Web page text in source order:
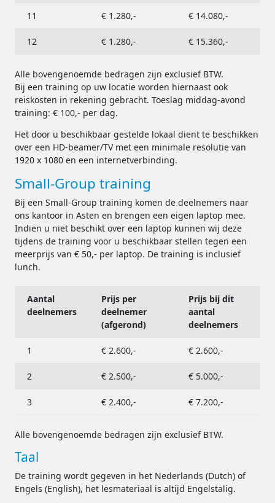
11 € 1.280,- € 14.080,-
12 € 1.280,- € 15.360,-
Alle bovengenoemde bedragen zijn exclusief BTW.
Bij een training op uw locatie worden hiernaast ook
reiskosten in rekening gebracht. Toeslag middag-avond
training: € 100,- per dag.
Het door u beschikbaar gestelde lokaal dient te beschikken
over een HD-beamer/TV met een minimale resolutie van
1920 x 1080 en een internetverbinding.
Small-Group training
Bij een Small-Group training komen de deelnemers naar
ons kantoor in Asten en brengen een eigen laptop mee.
Indien u niet beschikt over een laptop kunnen wij deze
tijdens de training voor u beschikbaar stellen tegen een
meerprijs van € 50,- per laptop. De training is inclusief
lunch.
Aantal
deelnemers
Prijs per
deelnemer
(afgerond)
Prijs bij dit
aantal
deelnemers
1 € 2.600,- € 2.600,-
2 € 2.500,- € 5.000,-
3 € 2.400,- € 7.200,-
Alle bovengenoemde bedragen zijn exclusief BTW.
Taal
De training wordt gegeven in het Nederlands (Dutch) of
Engels (English), het lesmateriaal is altijd Engelstalig.